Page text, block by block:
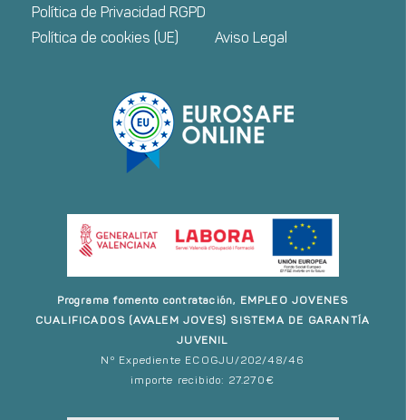
Política de Privacidad RGPD
Política de cookies (UE)
Aviso Legal
Programa fomento contratación, EMPLEO JOVENES
CUALIFICADOS (AVALEM JOVES) SISTEMA DE GARANTÍA
JUVENIL
Nº Expediente ECOGJU/202/48/46
importe recibido: 27.270€